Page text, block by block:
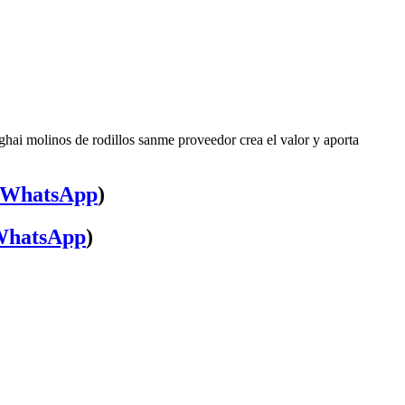
molinos de rodillos sanme proveedor crea el valor y aporta
WhatsApp)
)